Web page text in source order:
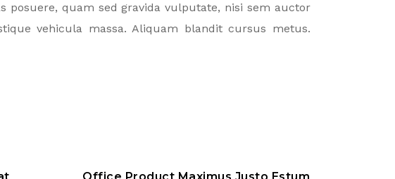
quam sed gravida vulputate, nisi sem auctor
vehicula massa. Aliquam blandit cursus metus.